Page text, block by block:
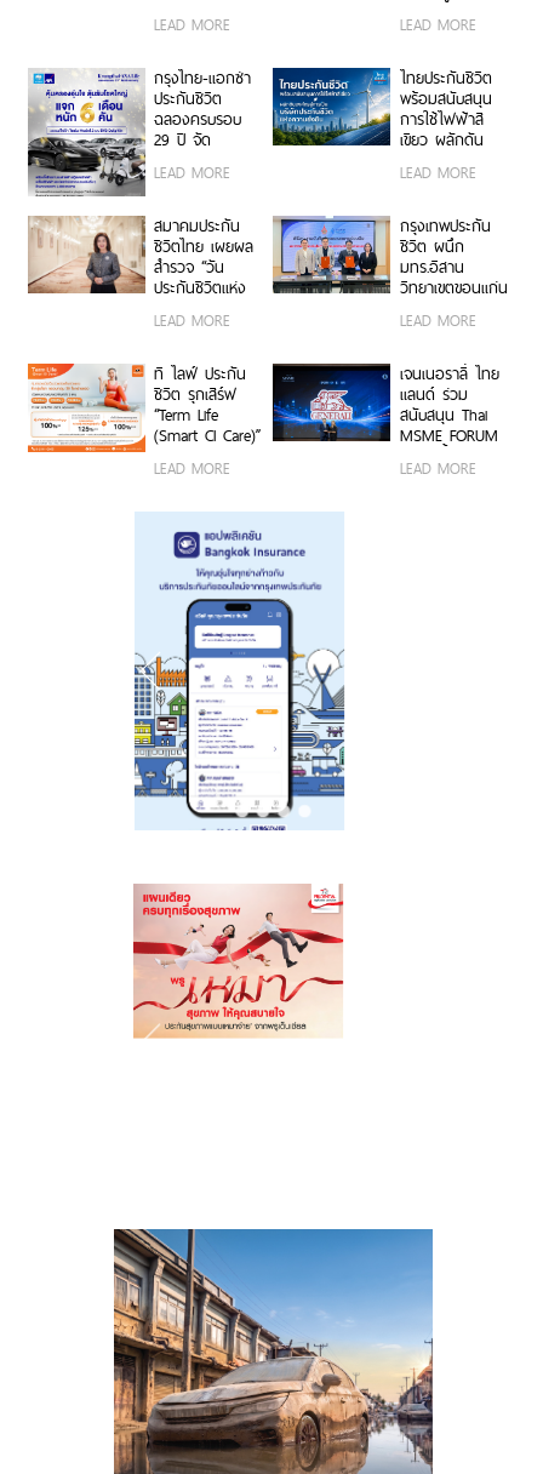
Inside Awards
ความมุ่งมั่นใน
การเคียงข้าง
ลูกค้าในทุกช่วง
ของชีวิต
LEAD MORE ผลิตภัณฑ์
“มะเร็งหายห่วง”
สะท้อนอินไซต์ผู้
ป่วยมะเร็ง
ตอกย้ำจุดขาย
คุ้มครองต่อเนื่อง
LEAD MORE
กรุงไทย-แอกซ่า
ประกันชีวิต
ฉลองครบรอบ
29 ปี จัด
“คุ้มครองอุ่นใจ
เดือน 6 คัน” ลุ้น
รับของรางวัล
มูลค่ารวมกว่า 7
ล้านบาท
LEAD MORE
ไทยประกันชีวิต
พร้อมสนับสนุน
การใช้ไฟฟ้าสี
เขียว ผลักดัน
บริษัทประกันชีวิต
LEAD MORE
สมาคมประกัน
ชีวิตไทย เผยผล
สำรวจ “วัน
ประกันชีวิตแห่ง
ชี้คนไทยยังให้
การออมและการ
บริหารความเสี่ยง
“ประกันออม
ทรัพย์ครองความ
นิยม ขณะที่
ประกันสุขภาพยัง
สำคัญ สื่อดิจิทัล
ขึ้นแท่นช่องทาง
หลักเข้าถึง
ประชาชน”
LEAD MORE
กรุงเทพประกัน
ชีวิต ผนึก
มทร.อีสาน
วิทยาเขตขอนแก่น
คุณภาพสู่ธุรกิจ
LEAD MORE
ที ไลฟ์ ประกัน
ชีวิต รุกเสิร์ฟ
“Term Life
(Smart CI Care)”
ชีวิตและโรคร้าย
ครอบคลุม 30
โรคร้ายแรง ผ่าน
ช่องทางออนไลน์
เน้นซื้อง่าย
สะดวก ตอบ
โจทย์ผู้บริโภคยุค
LEAD MORE
เจนเนอราลี่ ไทย
แลนด์ ร่วม
สนับสนุน Thai
MSME FORUM
2026 ย้ำความมุ่ง
มั่น เสริมสร้าง
LEAD MORE